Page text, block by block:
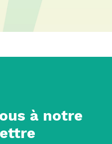
à notre